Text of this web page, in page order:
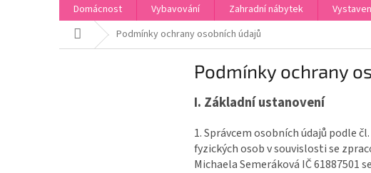
Domácnost Vybavování Zahradní nábytek
Domů Podmínky ochrany osobních údajů
Podmínky ochrany
I. Základní ustanovení
1. Správcem osobních údajů podle
fyzických osob v souvislosti se
Michaela Semeráková IČ 61887501